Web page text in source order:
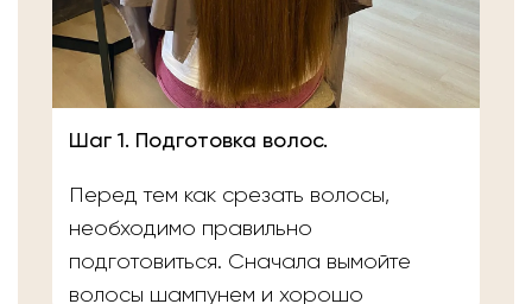
Шаг 1. Подготовка волос.
Перед тем как срезать волосы,
необходимо правильно
подготовиться. Сначала вымойте
волосы шампунем и хорошо